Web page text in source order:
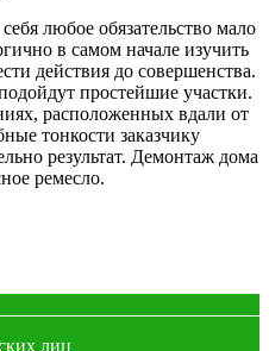
любое обязательство мало
в самом начале изучить
действия до совершенства.
простейшие участки.
расположенных вдали от
тонкости заказчику
результат. Демонтаж дома
ремесло.
лиц